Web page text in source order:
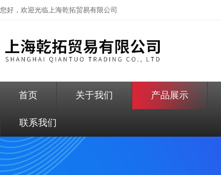
您好，欢迎光临上海乾拓贸易有限公司
首页 关于我们 产品展示
联系我们